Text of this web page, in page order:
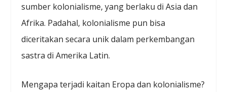
sumber kolonialisme, yang berlaku di Asia dan
Afrika. Padahal, kolonialisme pun bisa
diceritakan secara unik dalam perkembangan
sastra di Amerika Latin.
Mengapa terjadi kaitan Eropa dan kolonialisme?